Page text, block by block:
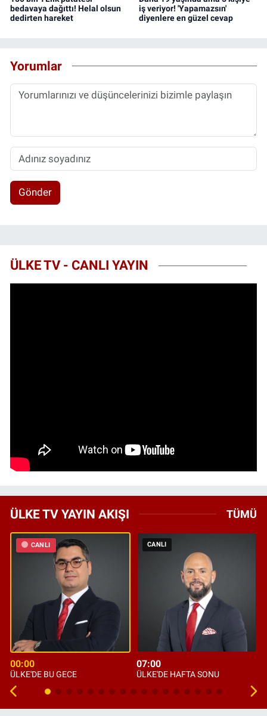
bedavaya dağıttı! Helal olsun
dedirten hareket
iş veriyor! 'Yapamazsın'
diyenlere en güzel cevap
Yorumlar
Gönder
ÜLKE TV - CANLI YAYIN
ÜLKE TV YAYIN AKIŞI TÜMÜ
CANLI
00:00
ÜLKE'DE BU GECE
CANLI
07:00
ÜLKE'DE HAFTA SONU